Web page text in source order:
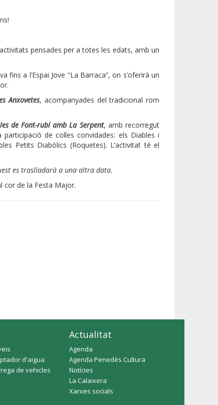
pensades per a totes les edats, amb un
a l’Espai Jove “La Barraca”, on s’oferirà un
Anxovetes, acompanyades del tradicional rom
de Font-rubí amb La Serpent, amb recorregut
de colles convidades: els Diables i
Petits Diabòlics (Roquetes). L’activitat té el
es traslladarà a una altra data.
cor de la Festa Major.
d'aigua
de vehicles
Actualitat
Agenda
Agenda Penedès Cultura
Notícies
La Calaixera
Xarxes socials